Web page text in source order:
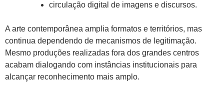
circulação digital de imagens e discursos.
A arte contemporânea amplia formatos e territórios, mas
continua dependendo de mecanismos de legitimação.
Mesmo produções realizadas fora dos grandes centros
acabam dialogando com instâncias institucionais para
alcançar reconhecimento mais amplo.